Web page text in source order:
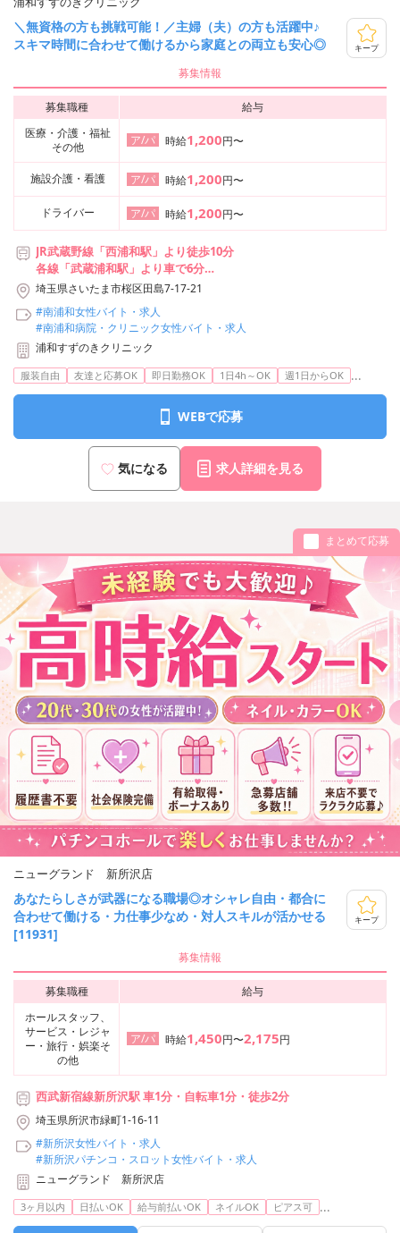
＼無資格の方も挑戦可能！／主婦（夫）の方も活躍中♪
スキマ時間に合わせて働けるから家庭との両立も安心◎
キープ
募集情報
募集職種
給与
医療・介護・福祉
その他
ア/パ 時給1,200円〜
施設介護・看護 ア/パ 時給1,200円〜
ドライバー ア/パ 時給1,200円〜
JR武蔵野線「西浦和駅」より徒歩10分
各線「武蔵浦和駅」より車で6分
各線「中浦和駅」より車で5分
埼玉県さいたま市桜区田島7-17-21
#南浦和女性バイト・求人
#南浦和病院・クリニック女性バイト・求人
浦和すずのきクリニック
服装自由 友達と応募OK 即日勤務OK 1日4h～OK 週1日からOK ...
WEBで応募
気になる 求人詳細を見る
まとめて応募
ニューグランド 新所沢店
あなたらしさが武器になる職場◎オシャレ自由・都合に
合わせて働ける・力仕事少なめ・対人スキルが活かせる
[11931]
キープ
募集情報
募集職種
給与
ホールスタッフ、
サービス・レジャ
ー・旅行・娯楽そ
の他
ア/パ 時給1,450円〜2,175円
西武新宿線新所沢駅 車1分・自転車1分・徒歩2分
埼玉県所沢市緑町1-16-11
#新所沢女性バイト・求人
#新所沢パチンコ・スロット女性バイト・求人
ニューグランド 新所沢店
3ヶ月以内 日払いOK 給与前払いOK ネイルOK ピアス可 ...